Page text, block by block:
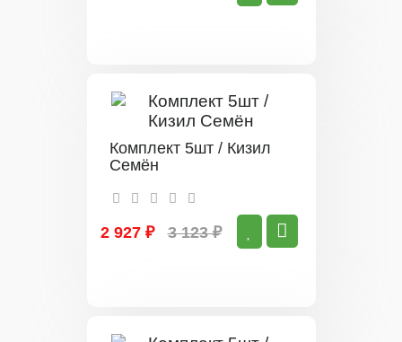
Комплект 5шт / Кизил
Семён
2 927 ₽ 3 123 ₽